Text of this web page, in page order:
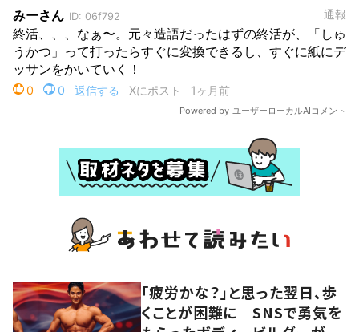
「疲労かな？」と思った翌日、歩
くことが困難に SNSで勇気を